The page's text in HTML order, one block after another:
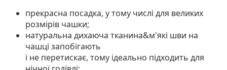
прекрасна посадка, у тому числі для великих
розмірів чашки;
натуральна дихаюча тканина&м'які шви на
чашці запобігають
і не перетискає, тому ідеально підходить для